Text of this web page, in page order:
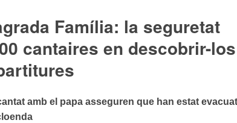
Família: la seguretat
cantaires en descobrir-los
amb el papa asseguren que han estat